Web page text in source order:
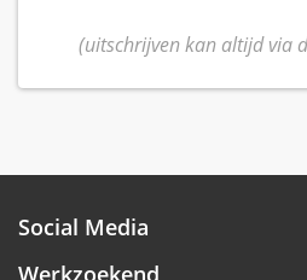
(uitschrijven kan altijd via
Social Media